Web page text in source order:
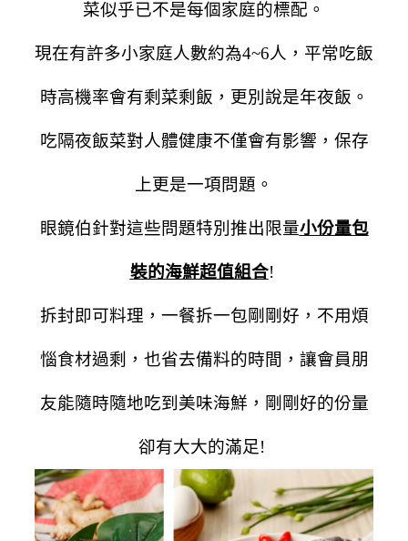
菜似乎已不是每個家庭的標配。
現在有許多小家庭人數約為4~6人，平常吃飯
時高機率會有剩菜剩飯，更別說是年夜飯。
吃隔夜飯菜對人體健康不僅會有影響，保存
上更是一項問題。
眼鏡伯針對這些問題特別推出限量小份量包
裝的海鮮超值組合!
拆封即可料理，一餐拆一包剛剛好，不用煩
惱食材過剩，也省去備料的時間， 讓會員朋
友能隨時隨地吃到美味海鮮，剛剛好的份量
卻有大大的滿足!